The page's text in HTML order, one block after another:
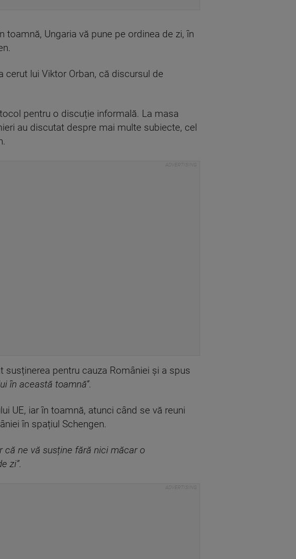
toamnă, Ungaria vă pune pe ordinea de zi, în
cerut lui Viktor Orban, că discursul de
pentru o discuție informală. La masa
au discutat despre mai multe subiecte, cel
susținerea pentru cauza României și a spus
în această toamnă”.
UE, iar în toamnă, atunci când se vă reuni
în spațiul Schengen.
că ne vă susține fără nici măcar o
zi”.